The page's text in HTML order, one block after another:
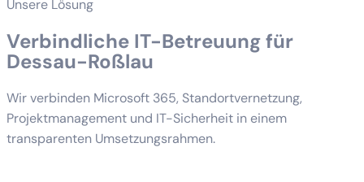
Unsere Lösung
Verbindliche IT-Betreuung für
Dessau-Roßlau
Wir verbinden Microsoft 365, Standortvernetzung,
Projektmanagement und IT-Sicherheit in einem
transparenten Umsetzungsrahmen.